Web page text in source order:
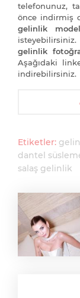
telefonunuz,
önce indirmiş
gelinlik
gelinlik
Aşağıdaki
indirebilirsiniz.
Etiketler:
dantel
salaş gelinlik